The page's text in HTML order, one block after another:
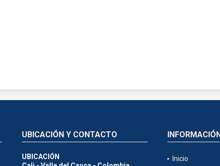
UBICACIÓN Y CONTACTO
UBICACIÓN
Inicio